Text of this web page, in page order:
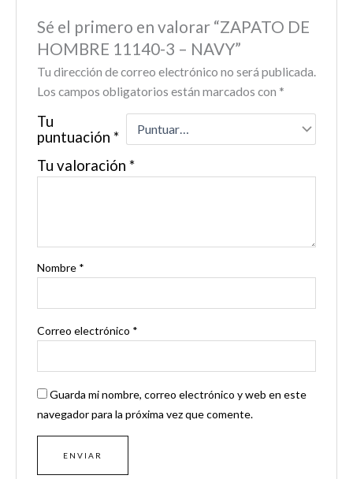
Sé el primero en valorar “ZAPATO DE
HOMBRE 11140-3 – NAVY”
Tu dirección de correo electrónico no será publicada.
Los campos obligatorios están marcados con *
Tu
puntuación *
Tu valoración *
Nombre *
Correo electrónico *
Guarda mi nombre, correo electrónico y web en este
navegador para la próxima vez que comente.